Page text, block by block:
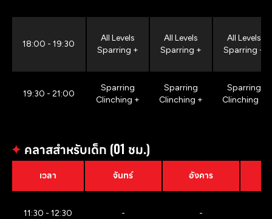
18:00 - 19:30
All Levels
Sparring +
All Levels
Sparring +
All Levels
Sparring +
19:30 - 21:00
Sparring
Clinching +
Sparring
Clinching +
Sparring
Clinching +
✦ คลาสสำหรับเด็ก (01 ชม.)
เวลา จันทร์ อังคาร
11:30 - 12:30 - -